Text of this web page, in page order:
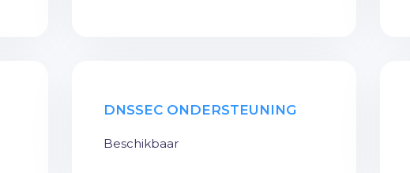
DNSSEC ONDERSTEUNING
Beschikbaar